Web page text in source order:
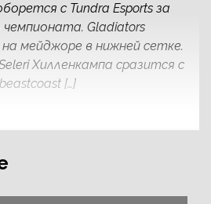
с Tundra Esports за
Gladiators
мейджоре в нижней сетке.
Хилленкампа сразится с
[…]